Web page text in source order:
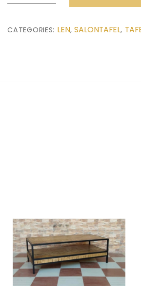
(140x70x45)
CATEGORIES: LEN,SALONTAFEL,